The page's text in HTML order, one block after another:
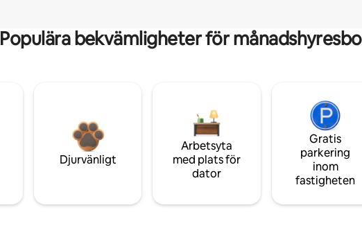
Populära bekvämligheter för
Djurvänligt
Arbetsyta
med plats för
dator
Gratis
parkering
inom
fastigheten